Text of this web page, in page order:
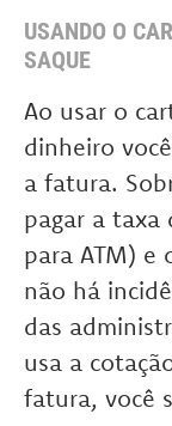
USANDO O
SAQUE
Ao usar o
dinheiro
a fatura.
pagar a taxa
para ATM) e
não há
das
usa a
fatura, você